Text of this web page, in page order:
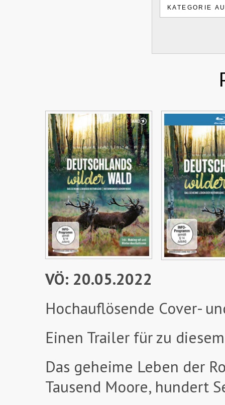
VÖ: 20.05.2022
Hochauflösende Cover-
Einen Trailer für zu
Das geheime Leben der
Tausend Moore, hundert